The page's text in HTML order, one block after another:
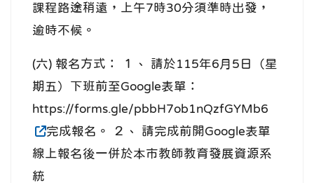
課程路途稍遠，上午7時30分須準時出發，
逾時不候。
(六) 報名方式： １、 請於115年6月5日（星
期五）下班前至Google表單：
https://forms.gle/pbbH7ob1nQzfGYMb6
完成報名。 ２、 請完成前開Google表單
線上報名後一併於本市教師教育發展資源系
統